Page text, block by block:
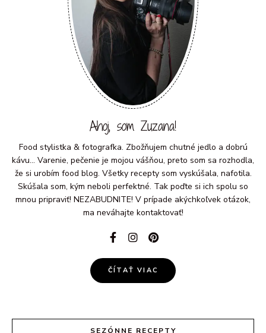
Ahoj, som Zuzana!
Food stylistka & fotografka. Zbožňujem chutné jedlo a dobrú
kávu... Varenie, pečenie je mojou vášňou, preto som sa rozhodla,
že si urobím food blog. Všetky recepty som vyskúšala, nafotila.
Skúšala som, kým neboli perfektné. Tak poďte si ich spolu so
mnou pripraviť! NEZABUDNITE! V prípade akýchkoľvek otázok,
ma neváhajte kontaktovať!
ČÍTAŤ VIAC
SEZÓNNE RECEPTY